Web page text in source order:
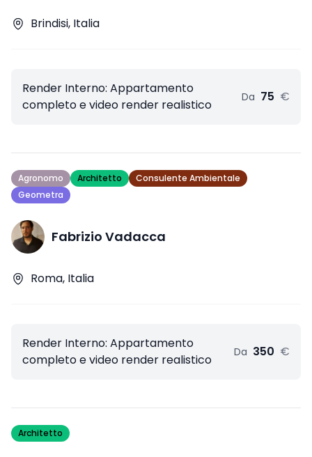
Brindisi, Italia
Render Interno: Appartamento
completo e video render realistico
Da 75 €
Agronomo Architetto
Consulente Ambientale
Geometra
Fabrizio Vadacca
Roma, Italia
Render Interno: Appartamento
completo e video render realistico
Da 350 €
Architetto